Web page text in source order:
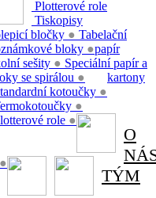
bločky ●
bloky ●
sešity ●
se spirálou ●
Plotterové role
kotoučky ●
●
role ●
Tiskopisy
●
Tabelační
papír
Speciální papír a
kartony
O
TÝM